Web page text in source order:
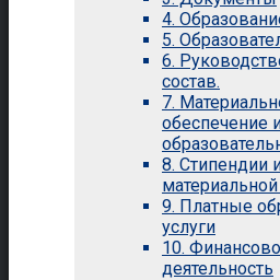
4.
5.
6.
состав.
7.
обеспечение
8. Стипендии
9. Платные
услуги
10.
деятельность